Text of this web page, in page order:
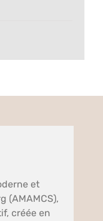
et
(AMAMCS),
créée en